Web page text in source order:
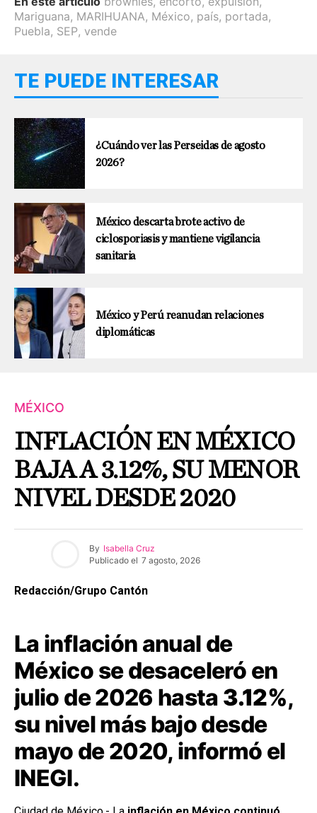
Mariguana, MARIHUANA, México, país, portada,
Puebla, SEP, vende
TE PUEDE INTERESAR
¿Cuándo ver las Perseidas de agosto
2026?
México descarta brote activo de
ciclosporiasis y mantiene vigilancia
sanitaria
México y Perú reanudan relaciones
diplomáticas
MÉXICO
INFLACIÓN EN MÉXICO
BAJA A 3.12%, SU MENOR
NIVEL DESDE 2020
By Isabella Cruz
Publicado el 7 agosto, 2026
Redacción/Grupo Cantón
La inflación anual de
México se desaceleró en
julio de 2026 hasta 3.12%,
su nivel más bajo desde
mayo de 2020, informó el
INEGI.